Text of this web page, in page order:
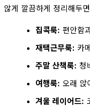
않게 깔끔하게 정리해두
집콕룩: 편안함
재택근무룩: 카
주말 산책룩: 청
여행룩: 오래 앉
겨울 레이어드: